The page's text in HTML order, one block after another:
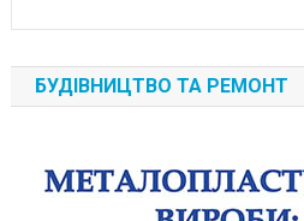
БУДІВНИЦТВО ТА РЕМОНТ